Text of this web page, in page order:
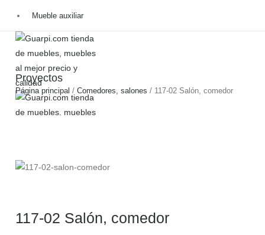
Mueble auxiliar
Proyectos
Página principal / Comedores, salones / 117-02 Salón, comedor
117-02 Salón, comedor